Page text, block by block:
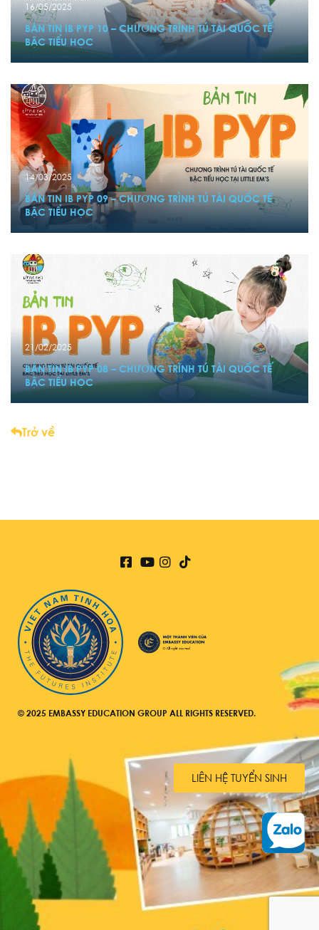
BẢN TIN IB PYP 10 – CHƯƠNG TRÌNH TÚ TÀI QUỐC TẾ
BẬC TIỂU HỌC
16/05/2025
BẢN TIN IB PYP 09 – CHƯƠNG TRÌNH TÚ TÀI QUỐC TẾ
BẬC TIỂU HỌC
14/03/2025
BẢN TIN IB PYP 08 – CHƯƠNG TRÌNH TÚ TÀI QUỐC TẾ
BẬC TIỂU HỌC
21/02/2025
Trở về
LIÊN HỆ TUYỂN SINH
© 2025 EMBASSY EDUCATION GROUP ALL RIGHTS RESERVED.